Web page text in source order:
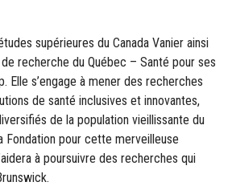
supérieures du Canada Vanier ainsi
recherche du Québec – Santé pour ses
Elle s’engage à mener des recherches
de santé inclusives et innovantes,
de la population vieillissante du
Fondation pour cette merveilleuse
à poursuivre des recherches qui